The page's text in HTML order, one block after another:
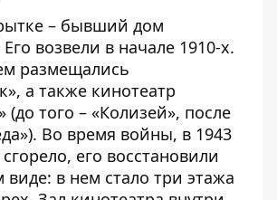
– бывший дом
возвели в начале 1910-х.
размещались
а также кинотеатр
(до того – «Колизей», после
Во время войны, в 1943
его восстановили
виде: в нем стало три этажа